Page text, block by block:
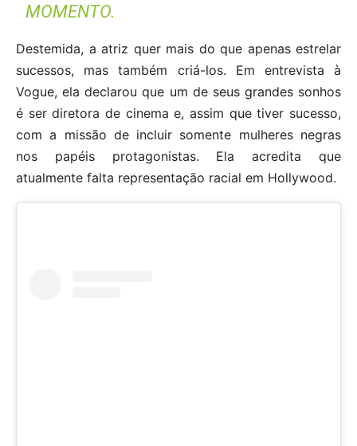
MOMENTO.
Destemida, a atriz quer mais do que apenas estrelar
sucessos, mas também criá-los. Em entrevista à
Vogue, ela declarou que um de seus grandes sonhos
é ser diretora de cinema e, assim que tiver sucesso,
com a missão de incluir somente mulheres negras
nos papéis protagonistas. Ela acredita que
atualmente falta representação racial em Hollywood.